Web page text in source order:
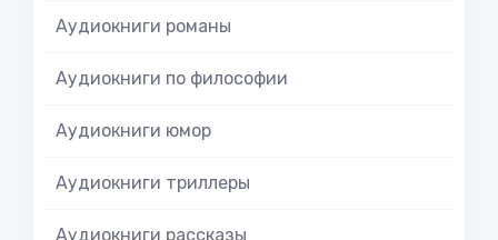
Аудиокниги романы
Аудиокниги по философии
Аудиокниги юмор
Аудиокниги триллеры
Аудиокниги рассказы